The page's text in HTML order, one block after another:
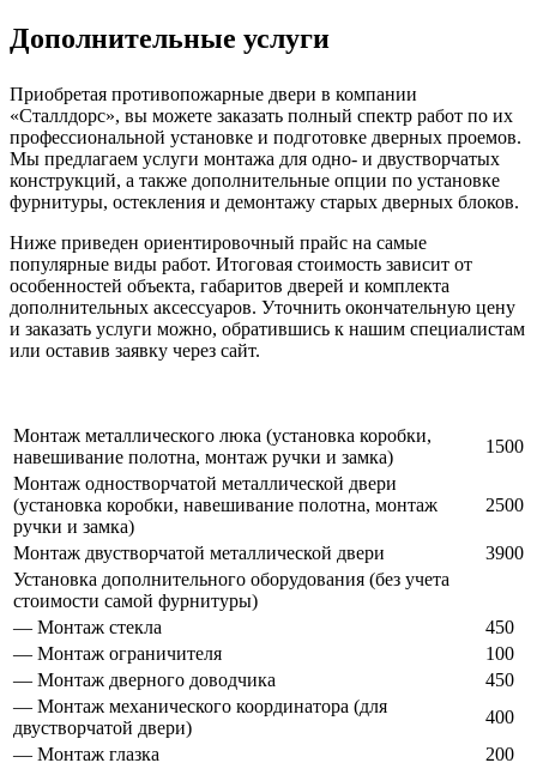
Дополнительные услуги
Приобретая противопожарные двери в компании
«Сталлдорс», вы можете заказать полный спектр работ по их
профессиональной установке и подготовке дверных проемов.
Мы предлагаем услуги монтажа для одно- и двустворчатых
конструкций, а также дополнительные опции по установке
фурнитуры, остекления и демонтажу старых дверных блоков.
Ниже приведен ориентировочный прайс на самые
популярные виды работ. Итоговая стоимость зависит от
особенностей объекта, габаритов дверей и комплекта
дополнительных аксессуаров. Уточнить окончательную цену
и заказать услуги можно, обратившись к нашим специалистам
или оставив заявку через сайт.
Монтаж металлического люка (установка коробки,
навешивание полотна, монтаж ручки и замка)
1500
Монтаж одностворчатой металлической двери
(установка коробки, навешивание полотна, монтаж
ручки и замка)
2500
Монтаж двустворчатой металлической двери
3900
Установка дополнительного оборудования (без учета
стоимости самой фурнитуры)
— Монтаж стекла
450
— Монтаж ограничителя
100
— Монтаж дверного доводчика
450
— Монтаж механического координатора (для
двустворчатой двери)
400
— Монтаж глазка
200